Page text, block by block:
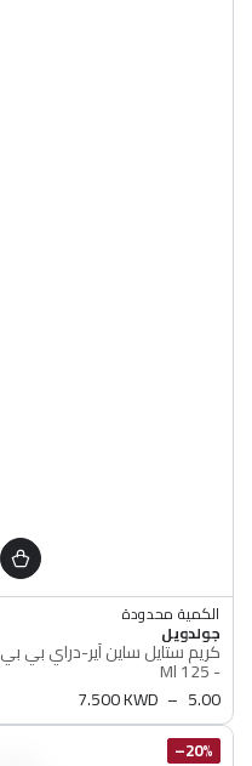
الكمية محدودة
أصلي 100%
الكمية محدودة
أصلي 100%
البائع
جولدويل
كريم ستايل ساين آير-دراي بي بي
- 125 Ml
سعر
عادي
5.00
7.500 KWD
20%–